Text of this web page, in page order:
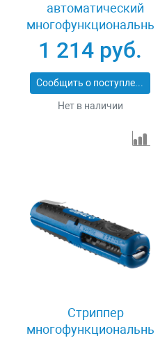
автоматический
многофункциональный
0.5-4 кв.мм Kraftool
22659
1 214 руб.
Сообщить о поступлении
Нет в наличии
Стриппер
многофункциональный